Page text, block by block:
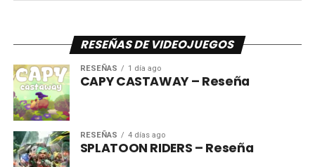
RESEÑAS DE VIDEOJUEGOS
RESEÑAS 1 día ago
CAPY CASTAWAY – Reseña
RESEÑAS 4 días ago
SPLATOON RIDERS – Reseña